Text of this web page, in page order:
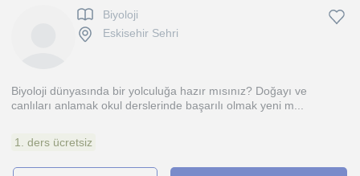
Biyoloji
Eskisehir Sehri
Biyoloji dünyasında bir yolculuğa hazır mısınız? Doğayı ve
canlıları anlamak okul derslerinde başarılı olmak yeni m...
1. ders ücretsiz